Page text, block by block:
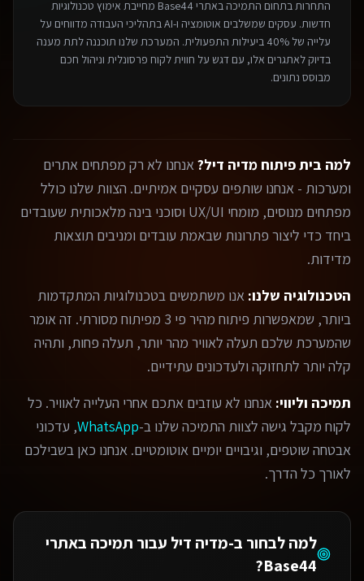
התחרות בתחום התמיכה באתרי Base44
מחייבת אימוץ טכנולוגיות
חדשות. עסקים שמשלבים אוטומציה ו-AI בתהליכי העבודה מדווחים על
עלייה של 40% ביעילות התפעולית. המערכת שלנו תוכננה לתת מענה
בדיוק לאתגרים אלו, עם דגש על חווית לקוח פרסונלית וניהול חכם
מבוסס נתונים.
למה בית פיתוח מדיה דיל?אנחנו לא רק מפתחים אתרים
ומערכות - אנחנו שותפים עסקיים אמיתיים. הצוות שלנו כולל
מפתחים מנוסים, מומחי UX/UI וסוכני בינה מלאכותית שעובדים
ביחד כדי ליצור פתרונות שבאמת עובדים ומניבים תוצאות
מדידות.
הטכנולוגיה שלנו: אנו משתמשים בטכנולוגיות המתקדמות
ביותר, שמאפשרות פיתוח מהיר פי 3 מפיתוח מסורתי. זה אומר
שהמערכת שלכם תעלה לאוויר מהר יותר, תעלה פחות, ותהיה
קלה יותר לתחזוקה ולעדכונים עתידיים.
תמיכה וליווי: אנחנו לא עוזבים אתכם אחרי העלייה לאוויר. כל
לקוח מקבל גישה לצוות התמיכה שלנו ב-WhatsApp, עדכוני
אבטחה שוטפים, וגיבויים יומיים אוטומטיים. אנחנו כאן בשבילכם
לאורך כל הדרך.
למה לבחור ב-מדיה דיל עבור תמיכה באתרי
Base44
?